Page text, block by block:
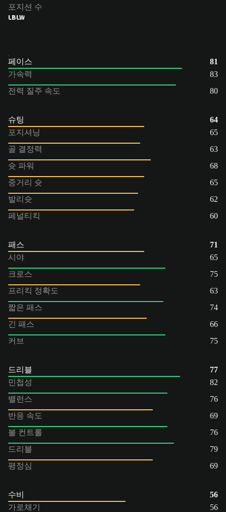
포지션 수
LBLW
페이스
81
가속력
83
전력 질주 속도
80
슈팅
64
포지셔닝
65
골 결정력
63
슛 파워
68
중거리 슛
65
발리슛
62
페널티킥
60
패스
71
시야
65
크로스
75
프리킥 정확도
63
짧은 패스
74
긴 패스
66
커브
75
드리블
77
민첩성
82
밸런스
76
반응 속도
69
볼 컨트롤
76
드리블
79
평정심
69
수비
56
가로채기
56